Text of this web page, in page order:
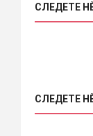
СЛЕДЕТЕ
СЛЕДЕТЕ